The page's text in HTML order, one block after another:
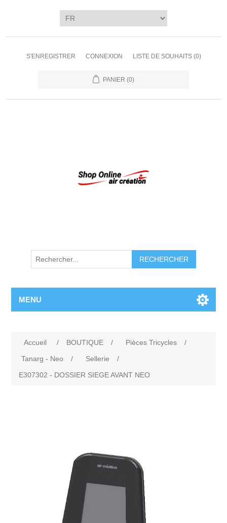
S'ENREGISTRER CONNEXION LISTE DE SOUHAITS (0)
PANIER (0)
RECHERCHER
MENU
Accueil / BOUTIQUE / Pièces Tricycles
/
Tanarg - Neo
/ Sellerie
/
E307302 - DOSSIER SIEGE AVANT NEO